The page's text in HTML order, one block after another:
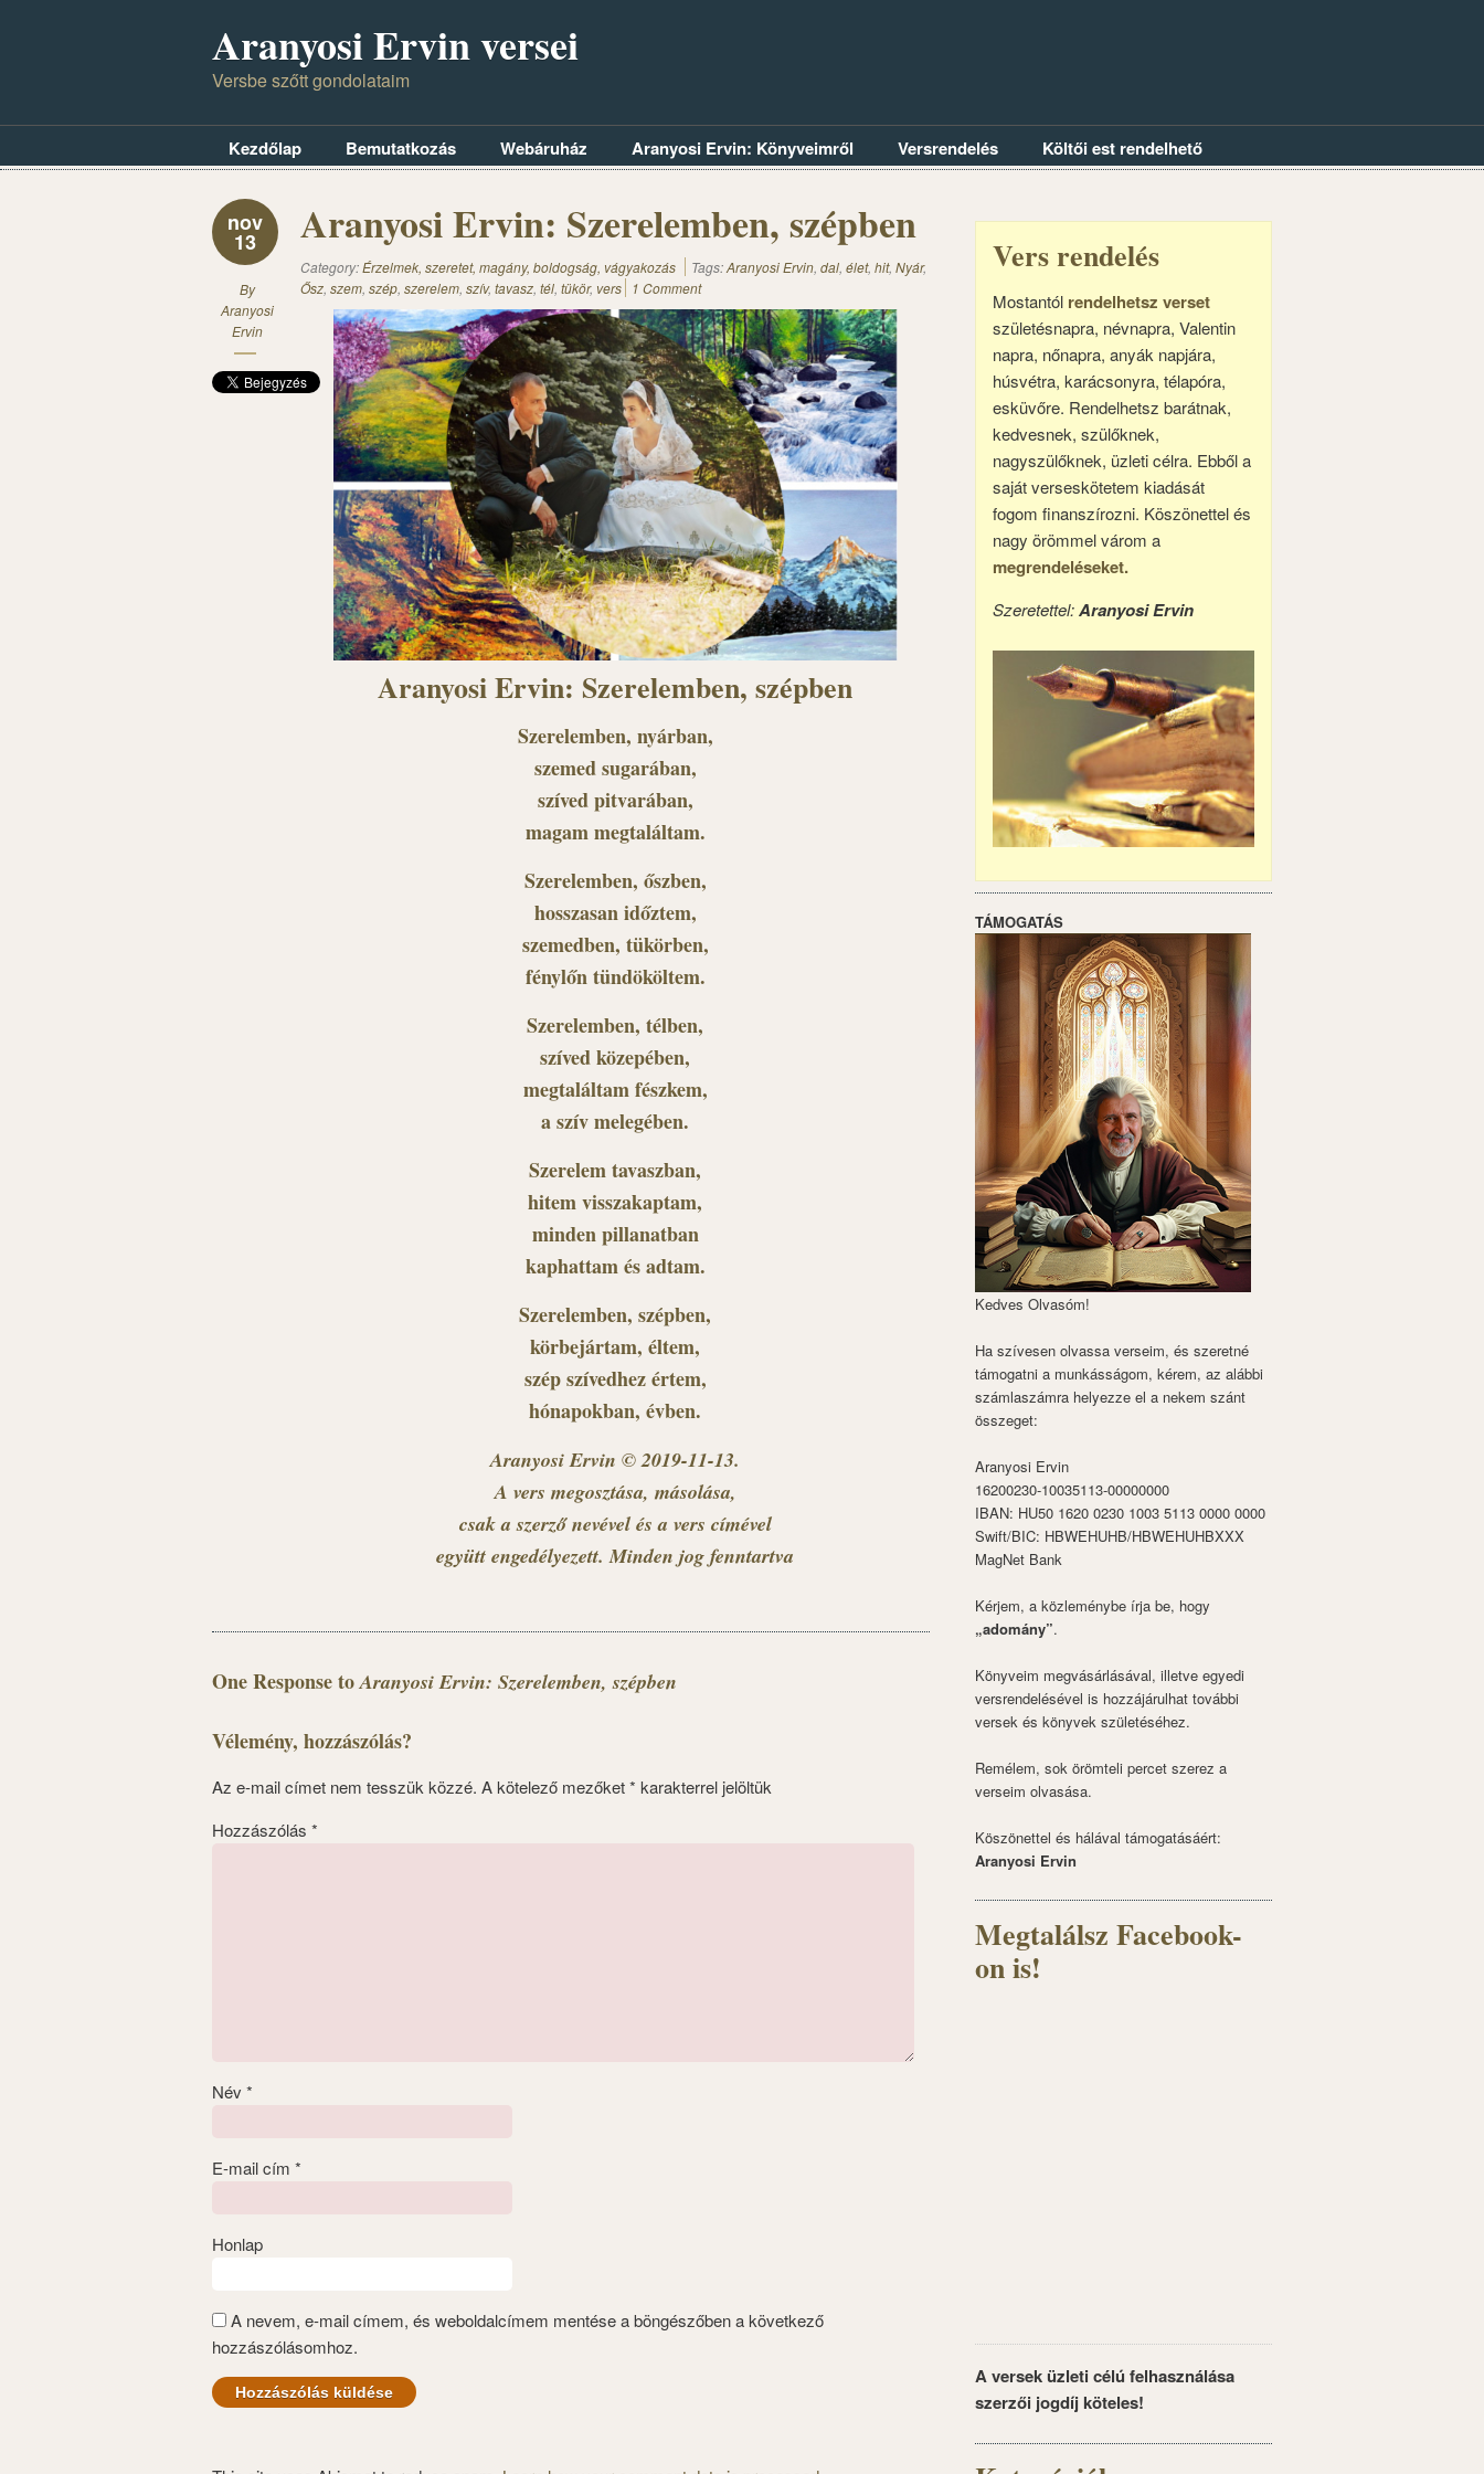
Aranyosi Ervin versei
Versbe szőtt gondolataim
Kezdőlap Bemutatkozás Webáruház Aranyosi Ervin: Könyveimről Versrendelés Költői est rendelhető
nov
13
By
Aranyosi
Ervin
Aranyosi Ervin: Szerelemben, szépben
Category:Érzelmek, szeretet, magány, boldogság, vágyakozás Tags:Aranyosi Ervin, dal, élet, hit, Nyár,
Ősz, szem, szép, szerelem, szív, tavasz, tél, tükör, vers 1 Comment
Aranyosi Ervin: Szerelemben, szépben
Szerelemben, nyárban,
szemed sugarában,
szíved pitvarában,
magam megtaláltam.
Szerelemben, őszben,
hosszasan időztem,
szemedben, tükörben,
fénylőn tündököltem.
Szerelemben, télben,
szíved közepében,
megtaláltam fészkem,
a szív melegében.
Szerelem tavaszban,
hitem visszakaptam,
minden pillanatban
kaphattam és adtam.
Szerelemben, szépben,
körbejártam, éltem,
szép szívedhez értem,
hónapokban, évben.
Aranyosi Ervin © 2019-11-13.
A vers megosztása, másolása,
csak a szerző nevével és a vers címével
együtt engedélyezett. Minden jog fenntartva
One Response toAranyosi Ervin: Szerelemben, szépben
Vélemény, hozzászólás?
Az e-mail címet nem tesszük közzé. A kötelező mezőket* karakterrel jelöltük
Hozzászólás *
Név *
E-mail cím *
Honlap
A nevem, e-mail címem, és weboldalcímem mentése a böngészőben a következő
hozzászólásomhoz.
Vers rendelés
Mostantól rendelhetsz verset
születésnapra, névnapra, Valentin
napra, nőnapra, anyák napjára,
húsvétra, karácsonyra, télapóra,
esküvőre. Rendelhetsz barátnak,
kedvesnek, szülőknek,
nagyszülőknek, üzleti célra. Ebből a
saját verseskötetem kiadását
fogom finanszírozni. Köszönettel és
nagy örömmel várom a
megrendeléseket.
Szeretettel:Aranyosi Ervin
TÁMOGATÁS
Kedves Olvasóm!
Ha szívesen olvassa verseim, és szeretné
támogatni a munkásságom, kérem, az alábbi
számlaszámra helyezze el a nekem szánt
összeget:
Aranyosi Ervin
16200230-10035113-00000000
IBAN: HU50 1620 0230 1003 5113 0000 0000
Swift/BIC: HBWEHUHB/HBWEHUHBXXX
MagNet Bank
Kérjem, a közleménybe írja be, hogy
„adomány”.
Könyveim megvásárlásával, illetve egyedi
versrendelésével is hozzájárulhat további
versek és könyvek születéséhez.
Remélem, sok örömteli percet szerez a
verseim olvasása.
Köszönettel és hálával támogatásáért:
Aranyosi Ervin
Megtalálsz Facebook-
on is!
A versek üzleti célú felhasználása
szerzői jogdíj köteles!